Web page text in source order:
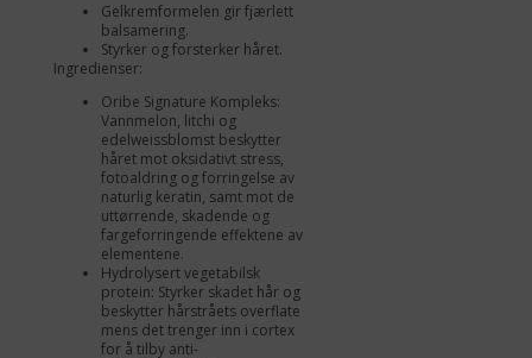
Gelkremformelen gir fjærlett
balsamering.
Styrker og forsterker håret.
Ingredienser:
Oribe Signature Kompleks:
Vannmelon, litchi og
edelweissblomst beskytter
håret mot oksidativt stress,
fotoaldring og forringelse av
naturlig keratin, samt mot de
uttørrende, skadende og
fargeforringende effektene av
elementene.
Hydrolysert vegetabilsk
protein: Styrker skadet hår og
beskytter hårstråets overflate
mens det trenger inn i cortex
for å tilby anti-